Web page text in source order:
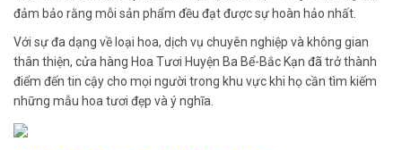
đảm bảo rằng mỗi sản phẩm đều đạt được sự hoàn hảo nhất.
Với sự đa dạng về loại hoa, dịch vụ chuyên nghiệp và không gian
thân thiện, cửa hàng Hoa Tươi Huyện Ba Bể-Bắc Kạn đã trở thành
điểm đến tin cậy cho mọi người trong khu vực khi họ cần tìm kiếm
những mẫu hoa tươi đẹp và ý nghĩa.